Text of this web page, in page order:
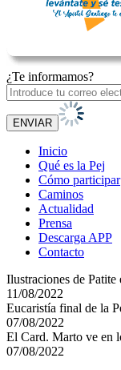
¿Te informamos?
Inicio
Qué es la Pej
Cómo participar
Caminos
Actualidad
Prensa
Descarga APP
Contacto
Ilustraciones de Patite
11/08/2022
Eucaristía final de la
07/08/2022
El Card. Marto ve en
07/08/2022